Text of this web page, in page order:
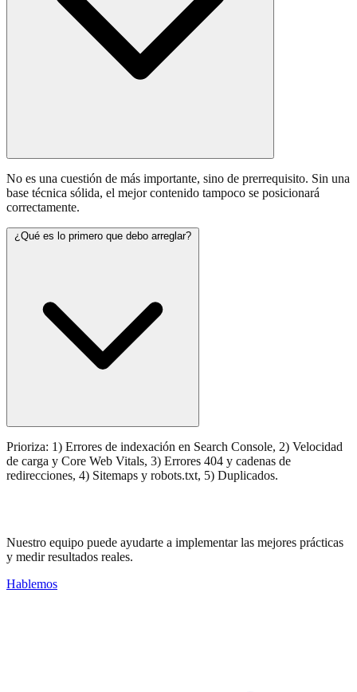
No es una cuestión de más importante, sino de prerrequisito. Sin una
base técnica sólida, el mejor contenido tampoco se posicionará
correctamente.
¿Qué es lo primero que debo arreglar?
Prioriza: 1) Errores de indexación en Search Console, 2) Velocidad
de carga y Core Web Vitals, 3) Errores 404 y cadenas de
redirecciones, 4) Sitemaps y robots.txt, 5) Duplicados.
Nuestro equipo puede ayudarte a implementar las mejores prácticas
y medir resultados reales.
Hablemos